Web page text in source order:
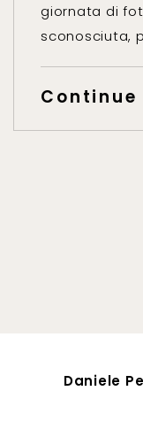
giornata di
sconosciuta,
Continue
Daniele